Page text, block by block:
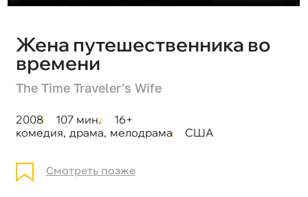
Жена путешественника во
времени
The Time Traveler's Wife
2008 107 мин.
16+
комедия, драма, мелодрама США
Смотреть позже